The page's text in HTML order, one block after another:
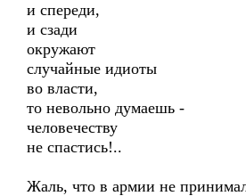
и спереди,
и сзади
окружают
случайные идиоты
во власти,
то невольно думаешь -
человечеству
не спастись!..
Жаль, что в армии не